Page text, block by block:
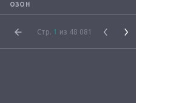
ОЗОН
Стр. 1 из 48 081